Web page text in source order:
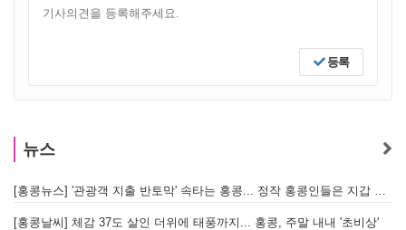
등록
뉴스
[홍콩날씨] 체감 37도 살인 더위에 태풍까지... 홍콩, 주말 내내 '초비상'